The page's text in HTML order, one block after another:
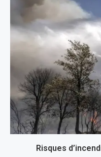
Risques